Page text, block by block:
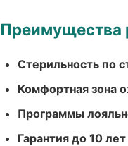
Преимущества
Стерильность по
Комфортная зона
Программы
Гарантия до 10